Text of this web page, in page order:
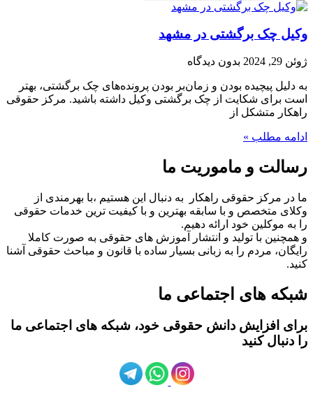
وکیل چک برگشتی در مشهد
ژوئن 29, 2024 بدون دیدگاه
به دلیل پیچیده بودن و زمان‌بر بودن پرونده‌های چک برگشتی، بهتر
است برای شکایت از چک برگشتی وکیل داشته باشید. مرکز حقوقی
راهکار متشکل از
ادامه مطلب »
رسالت و ماموریت ما
ما در مرکز حقوقی راهکار به دنبال این هستیم ،با بهرمندی از
وکلای متخصص و با سابقه بهترین و با کیفیت ترین خدمات حقوقی
را به موکلین خود ارائه دهیم.
و همچنین با تولید و انتشار آموزش های حقوقی به صورت کاملا
رایگان، مردم را به زبانی بسیار ساده با قانون و مباحث حقوقی آشنا
کنید.
شبکه های اجتماعی ما
برای افزایش دانش حقوقی خود، شبکه های اجتماعی ما
را دنبال کنید